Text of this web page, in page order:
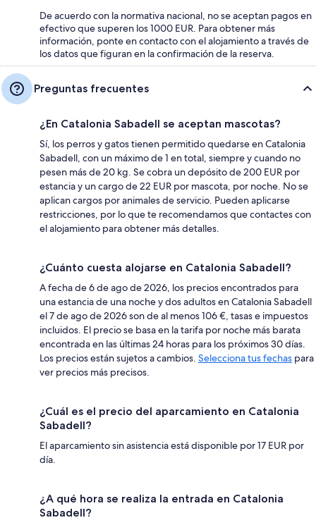
De acuerdo con la normativa nacional, no se aceptan pagos en
efectivo que superen los 1000 EUR. Para obtener más
información, ponte en contacto con el alojamiento a través de
los datos que figuran en la confirmación de la reserva.
Preguntas frecuentes
¿En Catalonia Sabadell se aceptan mascotas?
Sí, los perros y gatos tienen permitido quedarse en Catalonia
Sabadell, con un máximo de 1 en total, siempre y cuando no
pesen más de 20 kg. Se cobra un depósito de 200 EUR por
estancia y un cargo de 22 EUR por mascota, por noche. No se
aplican cargos por animales de servicio. Pueden aplicarse
restricciones, por lo que te recomendamos que contactes con
el alojamiento para obtener más detalles.
¿Cuánto cuesta alojarse en Catalonia Sabadell?
A fecha de 6 de ago de 2026, los precios encontrados para
una estancia de una noche y dos adultos en Catalonia Sabadell
el 7 de ago de 2026 son de al menos 106 €, tasas e impuestos
incluidos. El precio se basa en la tarifa por noche más barata
encontrada en las últimas 24 horas para los próximos 30 días.
Los precios están sujetos a cambios. Selecciona tus fechas para
ver precios más precisos.
¿Cuál es el precio del aparcamiento en Catalonia
Sabadell?
El aparcamiento sin asistencia está disponible por 17 EUR por
día.
¿A qué hora se realiza la entrada en Catalonia
Sabadell?